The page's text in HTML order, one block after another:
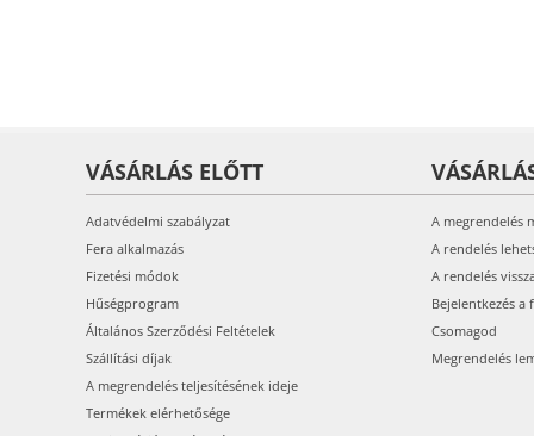
VÁSÁRLÁS ELŐTT
Adatvédelmi szabályzat
Fera alkalmazás
Fizetési módok
Hűségprogram
Általános Szerződési Feltételek
Szállítási díjak
A megrendelés teljesítésének ideje
Termékek elérhetősége
A megrendelés
A rendelés
A rendelés
Bejelentkezés a
Csomagod
Megrendelés